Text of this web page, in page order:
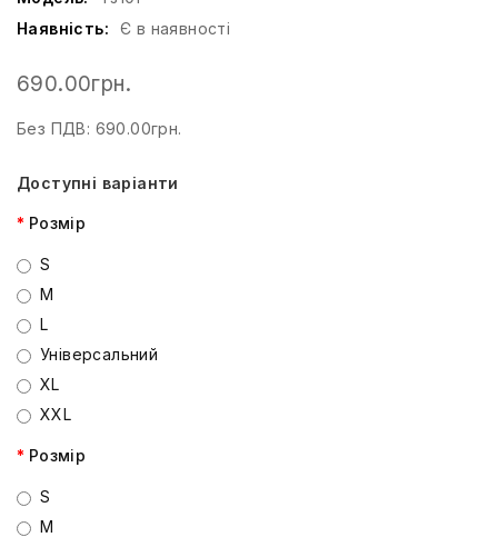
Наявність:
Є в наявності
690.00грн.
Без ПДВ: 690.00грн.
Доступні варіанти
Розмір
S
M
L
Універсальний
XL
XXL
Розмір
S
M